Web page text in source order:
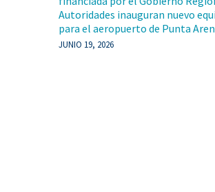
Autoridades inauguran nuevo
para el aeropuerto de Punta
JUNIO 19, 2026